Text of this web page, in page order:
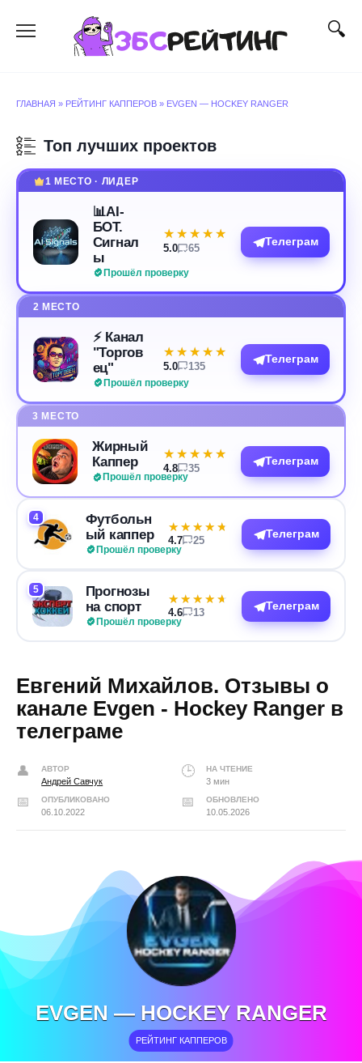
содержанию
ГЛАВНАЯ » РЕЙТИНГ КАППЕРОВ » EVGEN — HOCKEY RANGER
Топ лучших проектов
1 МЕСТО · ЛИДЕР
📊AI-
БОТ.
Сигнал
ы
Прошёл проверку
★★★★★
★★★★★
5.0 65
Телеграм
2 МЕСТО
⚡️ Канал
"Торгов
ец"
Прошёл проверку
★★★★★
★★★★★
5.0 135
Телеграм
3 МЕСТО
Жирный
Каппер
Прошёл проверку
★★★★★
★★★★★
4.8 35
Телеграм
4
Футбольн
ый каппер
Прошёл проверку
★★★★★
★★★★★
4.7 25
Телеграм
5
Прогнозы
на спорт
Прошёл проверку
★★★★★
★★★★★
4.6 13
Телеграм
Евгений Михайлов. Отзывы о
канале Evgen - Hockey Ranger в
телеграме
АВТОР
Андрей Савчук
НА ЧТЕНИЕ
3 мин
ОПУБЛИКОВАНО
06.10.2022
ОБНОВЛЕНО
10.05.2026
EVGEN — HOCKEY RANGER
РЕЙТИНГ КАППЕРОВ